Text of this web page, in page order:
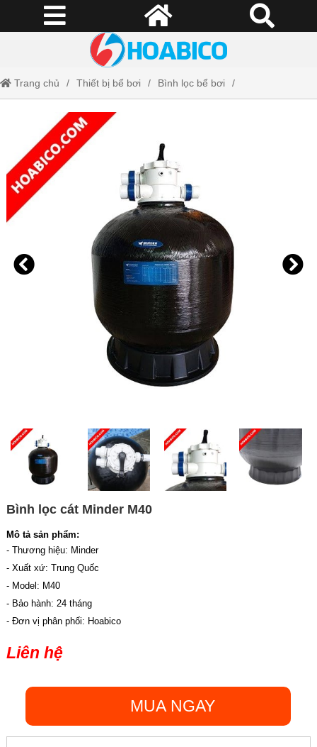
Trang chủ Thiết bị bể bơi Bình lọc bể bơi
Bình lọc cát Minder M40
Bình lọc cát Minder M40
Mô tả sản phẩm:
- Thương hiệu: Minder
- Xuất xứ: Trung Quốc
- Model: M40
- Bảo hành: 24 tháng
- Đơn vị phân phối: Hoabico
Liên hệ
MUA NGAY